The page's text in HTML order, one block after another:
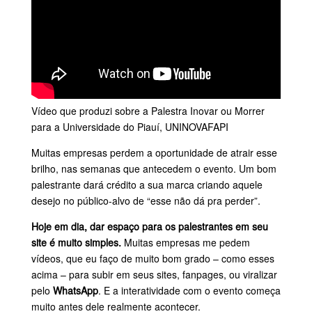
Vídeo que produzi sobre a Palestra Inovar ou Morrer
para a Universidade do Piauí, UNINOVAFAPI
Muitas empresas perdem a oportunidade de atrair esse
brilho, nas semanas que antecedem o evento. Um bom
palestrante dará crédito a sua marca criando aquele
desejo no público-alvo de “esse não dá pra perder”.
Hoje em dia, dar espaço para os palestrantes em seu
site é muito simples.Muitas empresas me pedem
vídeos, que eu faço de muito bom grado – como esses
acima – para subir em seus sites, fanpages, ou viralizar
pelo WhatsApp. E a interatividade com o evento começa
muito antes dele realmente acontecer.